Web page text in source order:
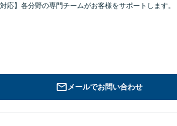
応】各分野の専門チームがお客様をサポートします。
メールでお問い合わせ